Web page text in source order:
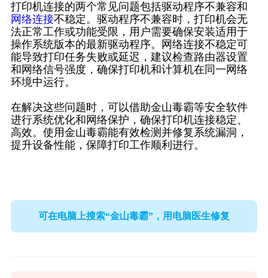
打印机连接的两个常见问题包括驱动程序不兼容和
网络连接不稳定。驱动程序不兼容时，打印机会无
法正常工作或功能受限，用户需要确保安装适用于
操作系统版本的最新驱动程序。网络连接不稳定可
能导致打印任务失败或延迟，建议检查路由器设置
和网络信号强度，确保打印机和计算机在同一网络
环境中运行。
在解决这些问题时，可以借助金山毒霸等安全软件
进行系统优化和网络保护，确保打印机连接稳定、
高效。使用金山毒霸能有效检测并修复系统漏洞，
提升设备性能，保障打印工作顺利进行。
可在电脑上搜索“金山毒霸”，用电脑医生修复